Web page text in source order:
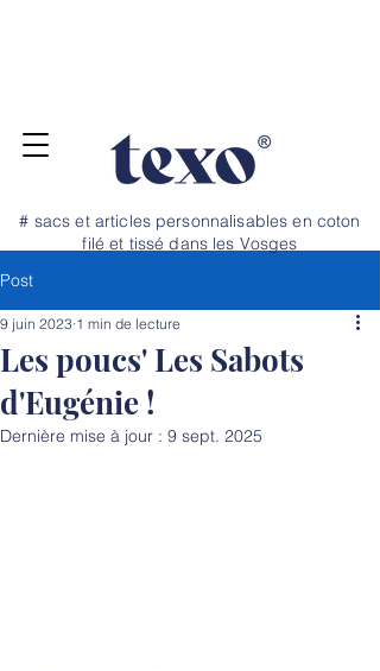
# sacs et articles personnalisables en coton
filé et tissé dans les Vosges
Post
Les poucs' Les Sabots
d'Eugénie !
9 juin 2023 1 min de lecture
Dernière mise à jour : 9 sept. 2025